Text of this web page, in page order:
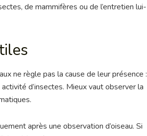
de mammifères ou de l’entretien lui-
ne règle pas la cause de leur présence :
d’insectes. Mieux vaut observer la
après une observation d’oiseau. Si